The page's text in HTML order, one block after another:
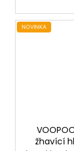
NOVINKA
žhavící